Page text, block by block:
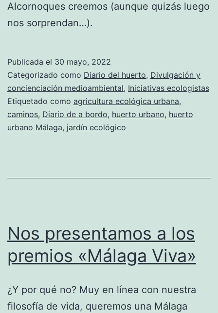
Alcornoques creemos (aunque quizás luego
nos sorprendan…).
Publicada el 30 mayo, 2022
Categorizado como Diario del huerto, Divulgación y
concienciación medioambiental, Iniciativas ecologistas
Etiquetado como agricultura ecológica urbana,
caminos, Diario de a bordo, huerto urbano, huerto
urbano Málaga, jardín ecológico
Nos presentamos a los
premios «Málaga Viva»
¿Y por qué no? Muy en línea con nuestra
filosofía de vida, queremos una Málaga